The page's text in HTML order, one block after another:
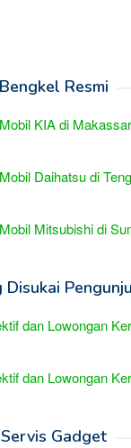
Bengkel Resmi
KIA di
Daihatsu di
Mitsubishi di
Disukai
dan Lowongan
dan Lowongan
Servis Gadget